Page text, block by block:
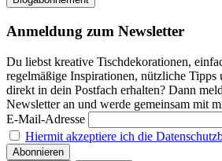
Anmeldung zum Newsletter
Du liebst kreative Tischdekorationen,
regelmäßige Inspirationen, nützliche Tipps
direkt in dein Postfach erhalten? Dann
Newsletter an und werde gemeinsam mit
E-Mail-Adresse
Hiermit akzeptiere ich die